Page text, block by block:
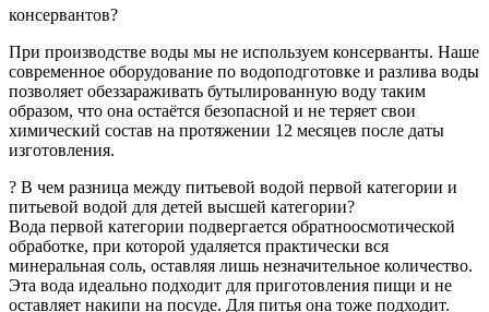
консервантов?
При производстве воды мы не используем консерванты. Наше
современное оборудование по водоподготовке и разлива воды
позволяет обеззараживать бутылированную воду таким
образом, что она остаётся безопасной и не теряет свои
химический состав на протяжении 12 месяцев после даты
изготовления.
? В чем разница между питьевой водой первой категории и
питьевой водой для детей высшей категории?
Вода первой категории подвергается обратноосмотической
обработке, при которой удаляется практически вся
минеральная соль, оставляя лишь незначительное количество.
Эта вода идеально подходит для приготовления пищи и не
оставляет накипи на посуде. Для питья она тоже подходит.